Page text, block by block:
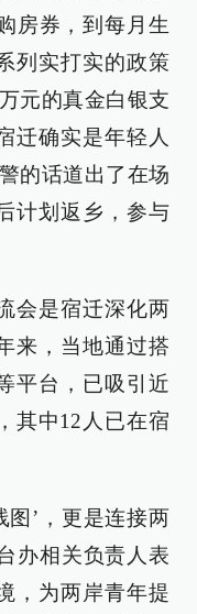
房券，到每月生
列实打实的政策
元的真金白银支
迁确实是年轻人
的话道出了在场
计划返乡，参与
会是宿迁深化两
来，当地通过搭
平台，已吸引近
其中12人已在宿
图’，更是连接两
办相关负责人表
，为两岸青年提